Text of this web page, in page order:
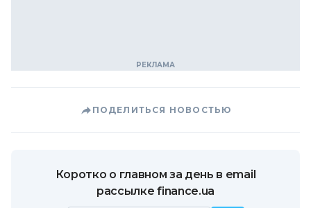
ПОДЕЛИТЬСЯ НОВОСТЬЮ
Коротко о главном за день в email
рассылке finance.ua